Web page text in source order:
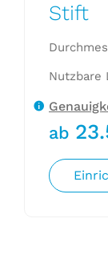
Stift
Nutzbare
ab